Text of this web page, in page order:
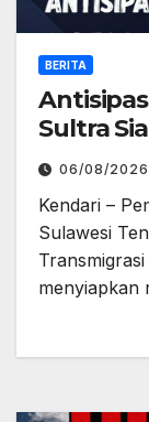
BERITA
Sultra
06/08/2026
Kendari –
Sulawesi
menyiapkan